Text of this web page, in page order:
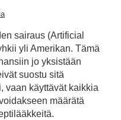
sairaus (Artificial
yli Amerikan. Tämä
jo yksistään
suostu sitä
vaan käyttävät kaikkia
määrätä